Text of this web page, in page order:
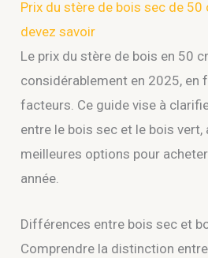
Prix du stère de bois sec de 50
devez savoir
Le prix du stère de bois en 50
considérablement en 2025, en
facteurs. Ce guide vise à
entre le bois sec et le bois vert,
meilleures options pour
année.
Différences entre bois sec et
Comprendre la distinction